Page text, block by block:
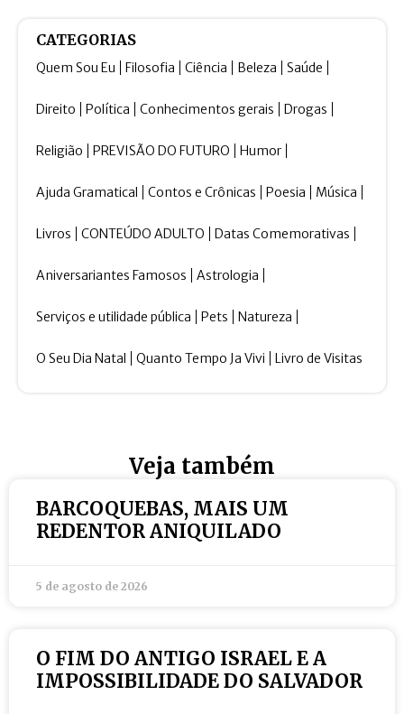
CATEGORIAS
Quem Sou Eu Filosofia Ciência Beleza Saúde
Direito Política Conhecimentos gerais Drogas
Religião PREVISÃO DO FUTURO Humor
Ajuda Gramatical Contos e Crônicas Poesia Música
Livros CONTEÚDO ADULTO Datas Comemorativas
Aniversariantes Famosos Astrologia
Serviços e utilidade pública Pets Natureza
O Seu Dia Natal Quanto Tempo Ja Vivi Livro de Visitas
Veja também
BARCOQUEBAS, MAIS UM
REDENTOR ANIQUILADO
5 de agosto de 2026
O FIM DO ANTIGO ISRAEL E A
IMPOSSIBILIDADE DO SALVADOR